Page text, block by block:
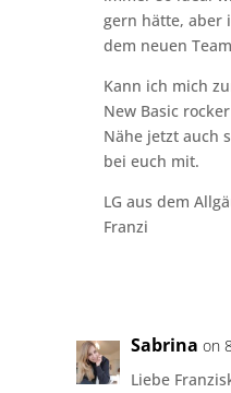
gern hätte, aber
dem neuen
Kann ich mich
New Basic
Nähe jetzt auch
bei euch mit.
LG aus dem
Franzi
Sabrina on
Liebe